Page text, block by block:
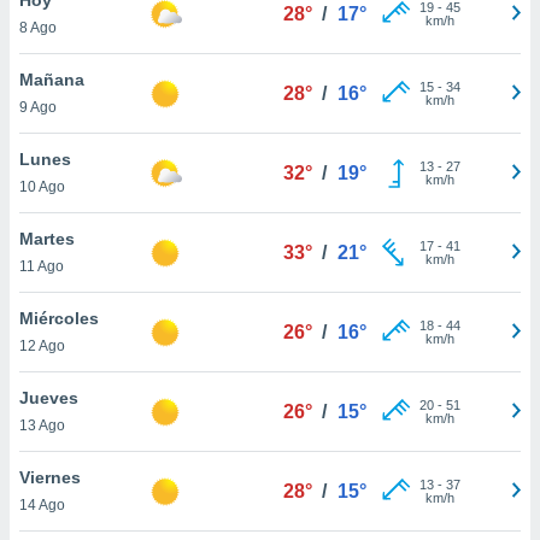
en
más
nuestra
de
cookies
aceptar
8 Ago
28° / 17° 19- 45
km/h
Mañana
9 Ago
28° / 16° 15- 34
km/h
Lunes
10 Ago
32° / 19° 13- 27
km/h
Martes
11 Ago
33° / 21° 17- 41
km/h
Miércoles
12 Ago
26° / 16° 18- 44
km/h
Jueves
13 Ago
26° / 15° 20- 51
km/h
Viernes
14 Ago
28° / 15° 13- 37
km/h